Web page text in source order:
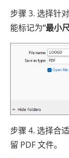
步骤 3. 选择针
能标记为“最小
步骤 4. 选择合
留 PDF 文件。